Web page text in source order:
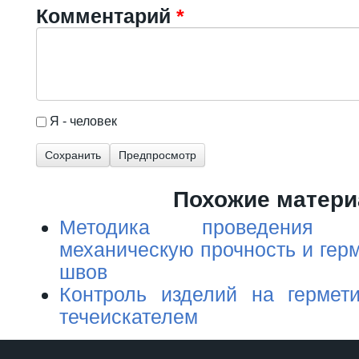
Комментарий *
I'm a spammer
Я - человек
Похожие
Методика
механическую прочность и
швов
Контроль изделий на
течеискателем